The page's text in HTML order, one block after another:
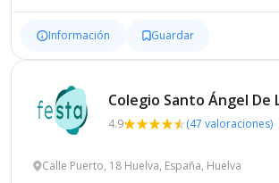
Información Guardar
Colegio Santo Ángel De
4.9 (47 valoraciones)
Calle Puerto, 18 Huelva, España, Huelva